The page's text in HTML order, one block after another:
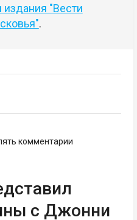
издания "Вести
.
комментарии
с Джонни